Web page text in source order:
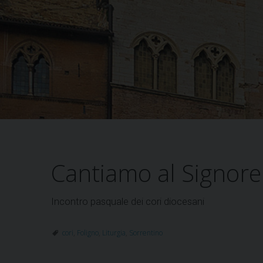
Cantiamo al Signore
Incontro pasquale dei cori diocesani
cori Foligno Liturgia Sorrentino